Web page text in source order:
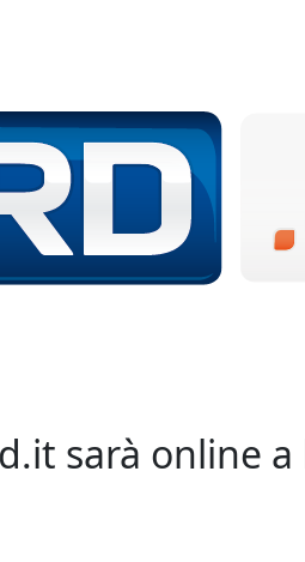
sarà online a